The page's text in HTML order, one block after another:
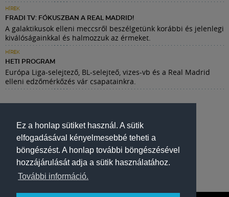
Ez a honlap sütiket használ. A sütik
elfogadásával kényelmesebbé teheti a
böngészést. A honlap további böngészésével
hozzájárulását adja a sütik használatához.
További információ.
HÍREK
FRADI TV: FÓKUSZBAN A REAL MADRID!
A galaktikusok elleni meccsről beszélgetünk korábbi és jelenlegi
kiválóságainkkal és halmozzuk az érmeket.
HÍREK
HETI PROGRAM
Európa Liga-selejtező, BL-selejteő, vizes-vb és a Real Madrid
elleni edzőmérkőzés vár csapatainkra.